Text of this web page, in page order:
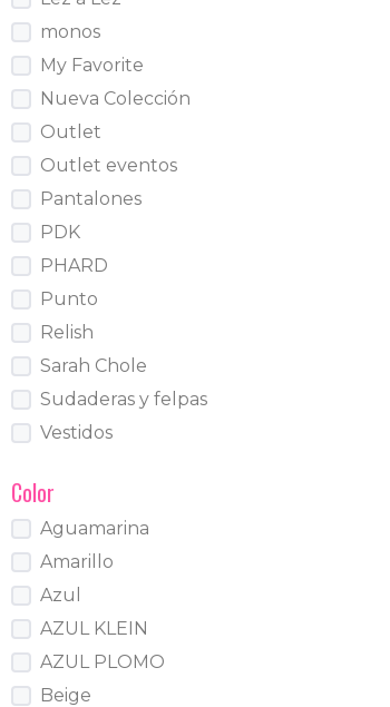
monos
My Favorite
Nueva Colección
Outlet
Outlet eventos
Pantalones
PDK
PHARD
Punto
Relish
Sarah Chole
Sudaderas y felpas
Vestidos
Color
Aguamarina
Amarillo
Azul
AZUL KLEIN
AZUL PLOMO
Beige